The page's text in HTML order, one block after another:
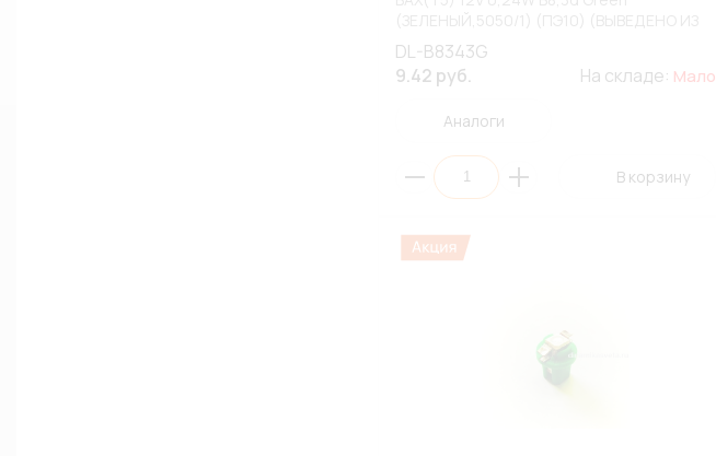
АССОРТИМЕНТА)
DL-B8343G
9.42 руб.
На складе: Мало
Аналоги
В корзину